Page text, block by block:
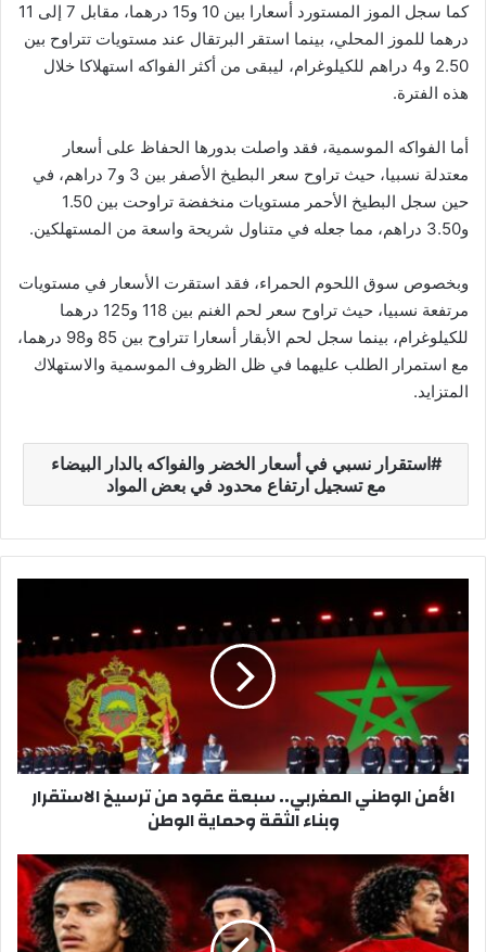
كما سجل الموز المستورد أسعارا بين 10 و15 درهما، مقابل 7 إلى 11
درهما للموز المحلي، بينما استقر البرتقال عند مستويات تتراوح بين
2.50 و4 دراهم للكيلوغرام، ليبقى من أكثر الفواكه استهلاكا خلال
هذه الفترة.
أما الفواكه الموسمية، فقد واصلت بدورها الحفاظ على أسعار
معتدلة نسبيا، حيث تراوح سعر البطيخ الأصفر بين 3 و7 دراهم، في
حين سجل البطيخ الأحمر مستويات منخفضة تراوحت بين 1.50
و3.50 دراهم، مما جعله في متناول شريحة واسعة من المستهلكين.
وبخصوص سوق اللحوم الحمراء، فقد استقرت الأسعار في مستويات
مرتفعة نسبيا، حيث تراوح سعر لحم الغنم بين 118 و125 درهما
للكيلوغرام، بينما سجل لحم الأبقار أسعارا تتراوح بين 85 و98 درهما،
مع استمرار الطلب عليهما في ظل الظروف الموسمية والاستهلاك
المتزايد.
استقرار نسبي في أسعار الخضر والفواكه بالدار البيضاء
مع تسجيل ارتفاع محدود في بعض المواد
أ
ن
و
ط
ل
م
غ
الأمن الوطني المغربي.. سبعة عقود من ترسيخ الاستقرار
وبناء الثقة وحماية الوطن
أ
ي
و
ب